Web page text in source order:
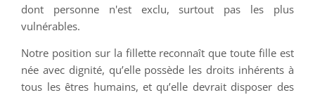
dont personne n'est exclu, surtout pas les plus
vulnérables.
Notre position sur la fillette reconnaît que toute fille est
née avec dignité, qu’elle possède les droits inhérents à
tous les êtres humains, et qu’elle devrait disposer des